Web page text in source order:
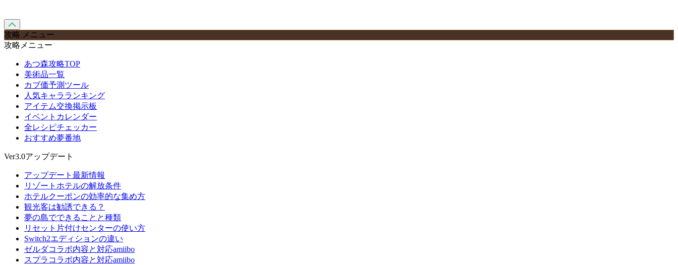
攻略 メニュー
攻略メニュー
あつ森攻略TOP
美術品一覧
カブ価予測ツール
人気キャラランキング
アイテム交換掲示板
イベントカレンダー
全レシピチェッカー
おすすめ夢番地
Ver3.0アップデート
アップデート最新情報
リゾートホテルの解放条件
ホテルクーポンの効率的な集め方
観光客は勧誘できる？
夢の島でできることと種類
リセット片付けセンターの使い方
Switch2エディションの違い
ゼルダコラボ内容と対応amiibo
スプラコラボ内容と対応amiibo